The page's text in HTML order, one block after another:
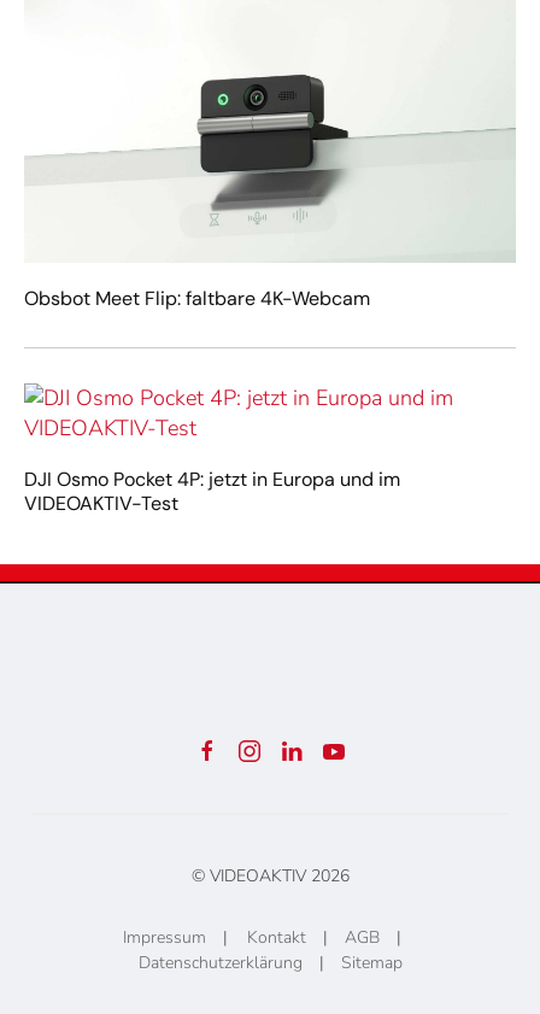
Obsbot Meet Flip: faltbare 4K-Webcam
DJI Osmo Pocket 4P: jetzt in Europa und im
VIDEOAKTIV-Test
© VIDEOAKTIV 2026
Impressum | Kontakt| AGB|
Datenschutzerklärung | Sitemap